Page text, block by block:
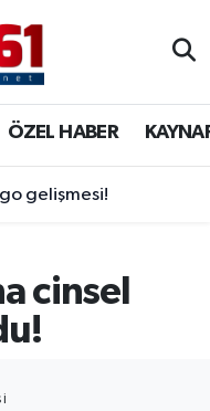
ÖZEL HABER
gelişmesi!
cinsel
Fikstür